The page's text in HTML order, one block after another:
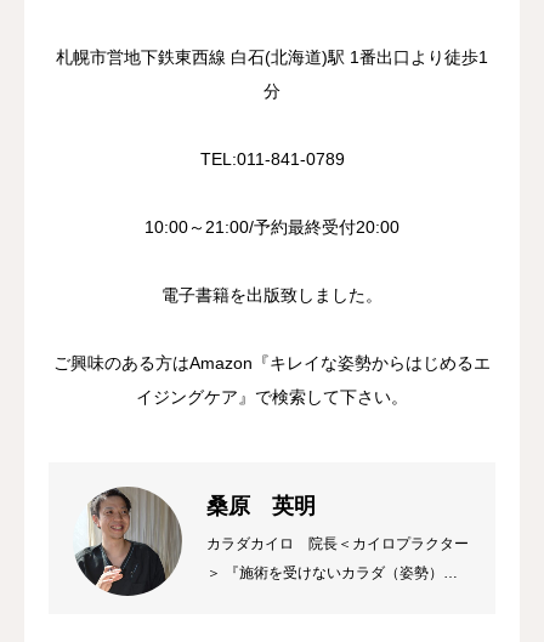
札幌市営地下鉄東西線 白石(北海道)駅 1番出口より徒歩1
分
TEL:011-841-0789
10:00～21:00/予約最終受付20:00
電子書籍を出版致しました。
ご興味のある方はAmazon『キレイな姿勢からはじめるエ
イジングケア』で検索して下さい。
桑原 英明
カラダカイロ 院長＜カイロプラクター
＞ 『施術を受けないカラダ（姿勢）づ